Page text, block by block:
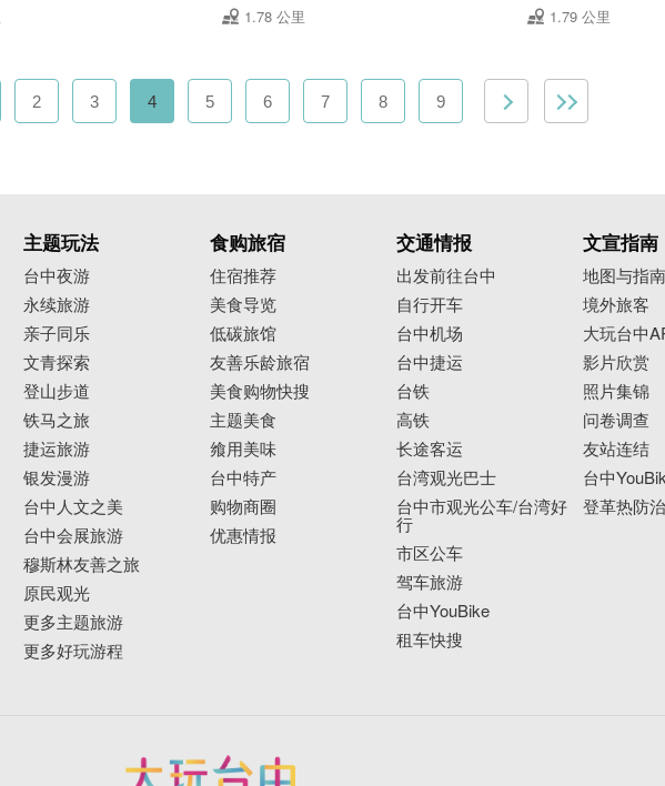
1.78 公里 1.79 公里
2 3 4 5 6 7 8 9
主题玩法
台中夜游
永续旅游
亲子同乐
文青探索
登山步道
铁马之旅
捷运旅游
银发漫游
台中人文之美
台中会展旅游
穆斯林友善之旅
原民观光
更多主题旅游
更多好玩游程
食购旅宿
住宿推荐
美食导览
低碳旅馆
友善乐龄旅宿
美食购物快搜
主题美食
飨用美味
台中特产
购物商圈
优惠情报
交通情报
出发前往台中
自行开车
台中机场
台中捷运
台铁
高铁
长途客运
台湾观光巴士
台中市观光公车/台湾好
行
市区公车
驾车旅游
台中YouBike
租车快搜
文宣指南
地图与指南
境外旅客
大玩台中
影片欣赏
照片集锦
问卷调查
友站连结
台中
登革热防